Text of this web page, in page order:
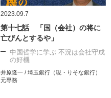
2023.09.7
第十七話 「国（会社）の将に
亡びんとするや」
中国哲学に学ぶ 不況は会社守成
の好機
井原隆一 / 埼玉銀行（現・りそな銀行）
元専務